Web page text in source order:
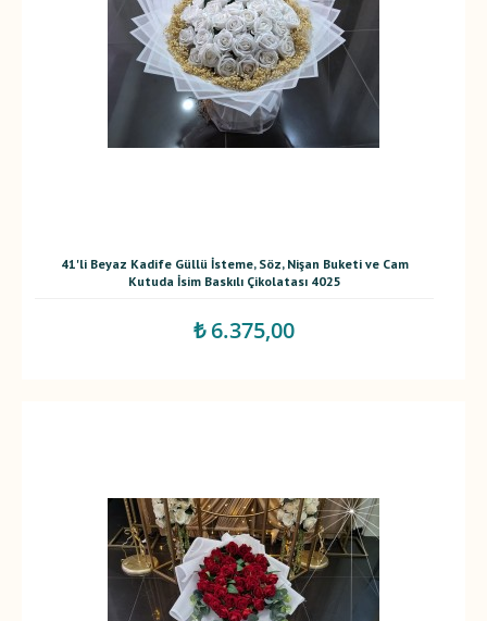
41'li Beyaz Kadife Güllü İsteme, Söz, Nişan Buketi ve Cam
Kutuda İsim Baskılı Çikolatası 4025
₺ 6.375,00